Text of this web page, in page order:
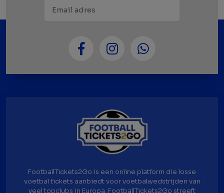
FootballTickets2Go is een online platform die losse
voetbal tickets aanbiedt voor voetbalwedstrijden van
veel topclubs in Europa. FootballTickets2Go streeft